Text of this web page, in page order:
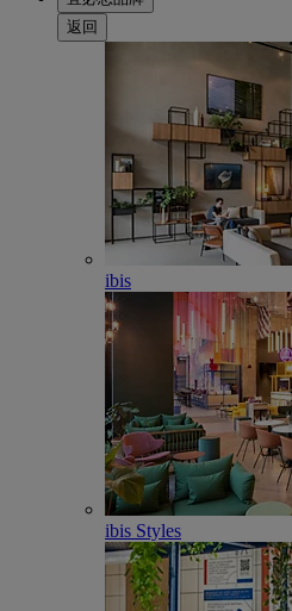
返回
ibis
ibis Styles